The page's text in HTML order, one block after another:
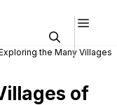
the Many Villages
of